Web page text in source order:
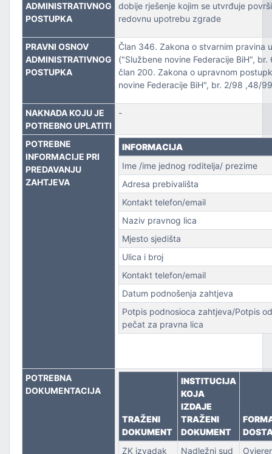
I SAOBRAĆAJ
IZBJEGLICE I RASELJENA LICA
ADMINISTRATIVNOG
POSTUPKA
dobije rješenje kojim se utvrđuje
redovnu upotrebu zgrade
PRAVNI OSNOV
ADMINISTRATIVNOG
POSTUPKA
Član 346. Zakona o stvarnim pravina
("Službene novine Federacije BiH",
član 200. Zakona o upravnom
novine Federacije BiH", br. 2/98 ,48/
NAKNADA KOJU JE
POTREBNO UPLATITI
-
POTREBNE
INFORMACIJE PRI
PREDAVANJU
ZAHTJEVA
INFORMACIJA
Ime /ime jednog roditelja/ prezime
Adresa prebivališta
Kontakt telefon/email
Naziv pravnog lica
Mjesto sjedišta
Ulica i broj
Kontakt telefon/email
Datum podnošenja zahtjeva
Potpis podnosioca zahtjeva/Potpis
pečat za pravna lica
POTREBNA
DOKUMENTACIJA
TRAŽENI
DOKUMENT
INSTITUCIJA
KOJA
IZDAJE
TRAŽENI
DOKUMENT
ZK izvadak
Nadležni sud